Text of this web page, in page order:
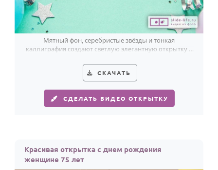
Мятный фон, серебристые звёзды и тонкая
каллиграфия создают светлую элегантную открытку к
СКАЧАТЬ
СДЕЛАТЬ ВИДЕО ОТКРЫТКУ
Красивая открытка с днем рождения
женщине 75 лет